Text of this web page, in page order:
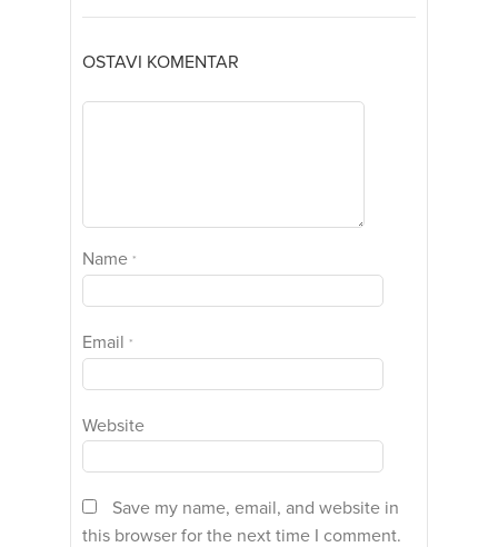
OSTAVI KOMENTAR
Name *
Email *
Website
Save my name, email, and website in
this browser for the next time I comment.